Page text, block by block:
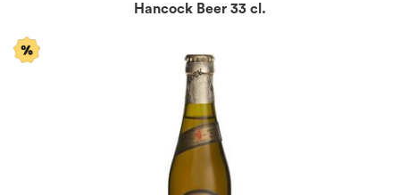
Hancock Beer 33 cl.